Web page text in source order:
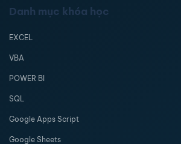
Danh mục khóa học
EXCEL
VBA
POWER BI
SQL
Google Apps Script
Google Sheets